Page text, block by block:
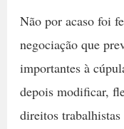
Não por acaso foi
negociação que
importantes à
depois modificar,
direitos trabalhistas